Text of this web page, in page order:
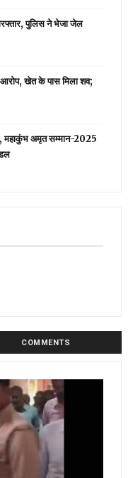
पुलिस ने भेजा जेल
आरोप, खेत के पास मिला शव;
महाकुंभ अमृत सम्मान-2025
COMMENTS